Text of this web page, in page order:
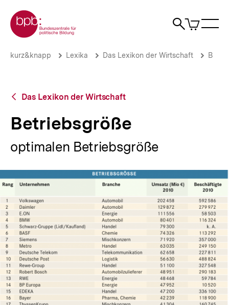
zum
Seiteninhalt
springen
Zur Startseite der bpb
Suche
Artikel
im
Betriebsgröße
Brotkrümelnavigation
Pfadnavigation
kurz&knapp Lexika Das Lexikon der Wirtschaft B
Zurück
Übersicht
Das Lexikon der Wirtschaft
Betriebsgröße
optimalen Betriebsgröße
In
Lightbox
öffnen